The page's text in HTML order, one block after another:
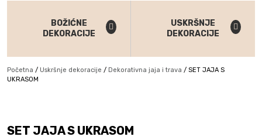
BOŽIĆNE
DEKORACIJE
USKRŠNJE
DEKORACIJE
Početna / Uskršnje dekoracije / Dekorativna jaja i trava / SET JAJA S
UKRASOM
SET JAJA S UKRASOM